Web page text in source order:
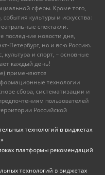
сферы. Кроме того,
культуры и искусства:
спектакли.
последние новости дня,
Петербург, но и всю Россию.
культура и спорт, – основные
каждый день!
применяются
технологии
сбора, систематизации и
пользователей
Российской
технологий в виджетах
платформы рекомендаций
технологий в виджетах